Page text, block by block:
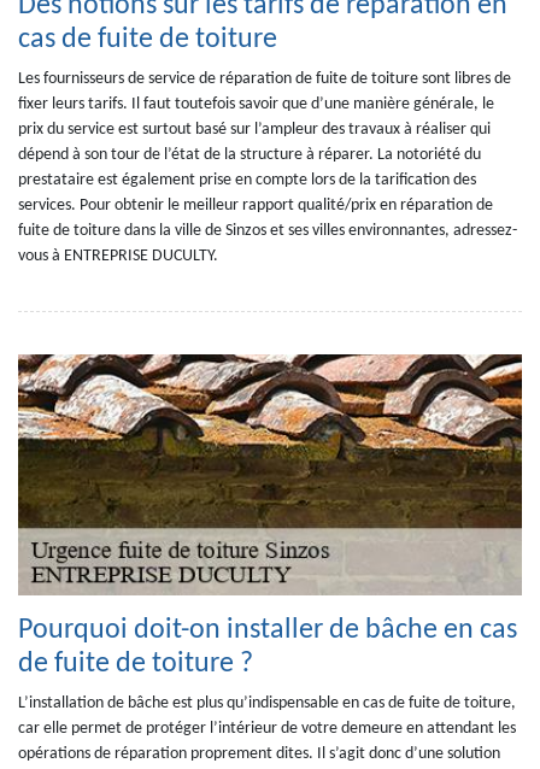
Des notions sur les tarifs de réparation en
cas de fuite de toiture
Les fournisseurs de service de réparation de fuite de toiture sont libres de
fixer leurs tarifs. Il faut toutefois savoir que d’une manière générale, le
prix du service est surtout basé sur l’ampleur des travaux à réaliser qui
dépend à son tour de l’état de la structure à réparer. La notoriété du
prestataire est également prise en compte lors de la tarification des
services. Pour obtenir le meilleur rapport qualité/prix en réparation de
fuite de toiture dans la ville de Sinzos et ses villes environnantes, adressez-
vous à ENTREPRISE DUCULTY.
Pourquoi doit-on installer de bâche en cas
de fuite de toiture ?
L’installation de bâche est plus qu’indispensable en cas de fuite de toiture,
car elle permet de protéger l’intérieur de votre demeure en attendant les
opérations de réparation proprement dites. Il s’agit donc d’une solution